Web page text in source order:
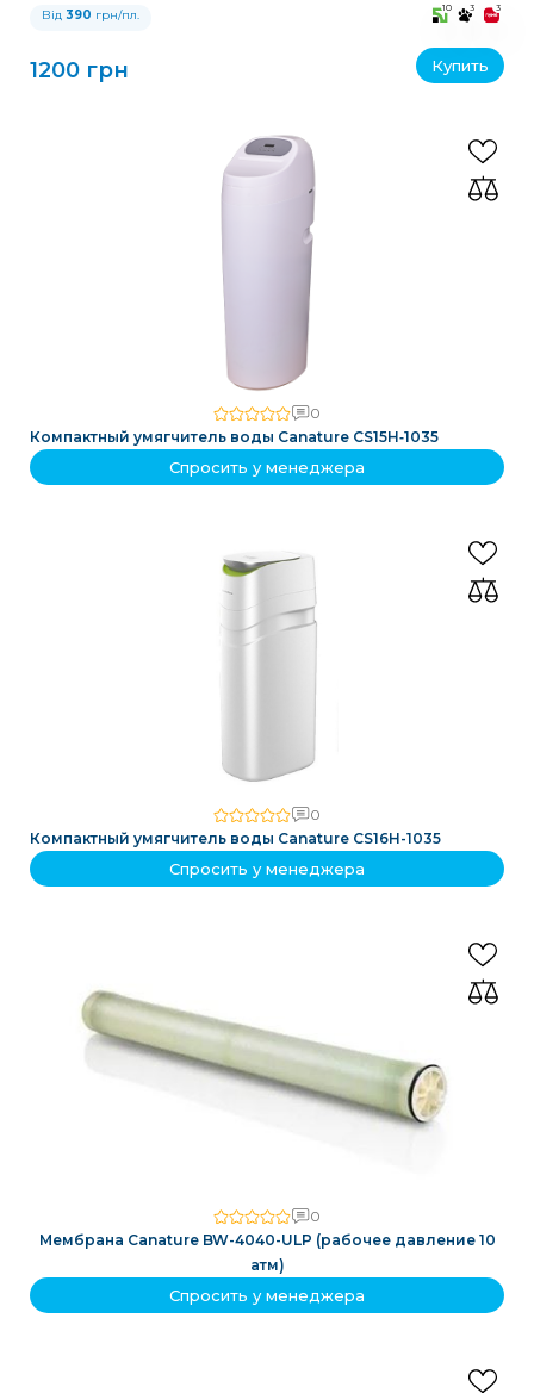
Від 390 грн/пл. 10 3 3
1200 грн Купить
0
Компактный умягчитель воды Canature CS15H‑1035
Спросить у менеджера
0
Компактный умягчитель воды Canature CS16H-1035
Спросить у менеджера
0
Мембрана Canature BW-4040-ULP (рабочее давление 10
атм)
Спросить у менеджера